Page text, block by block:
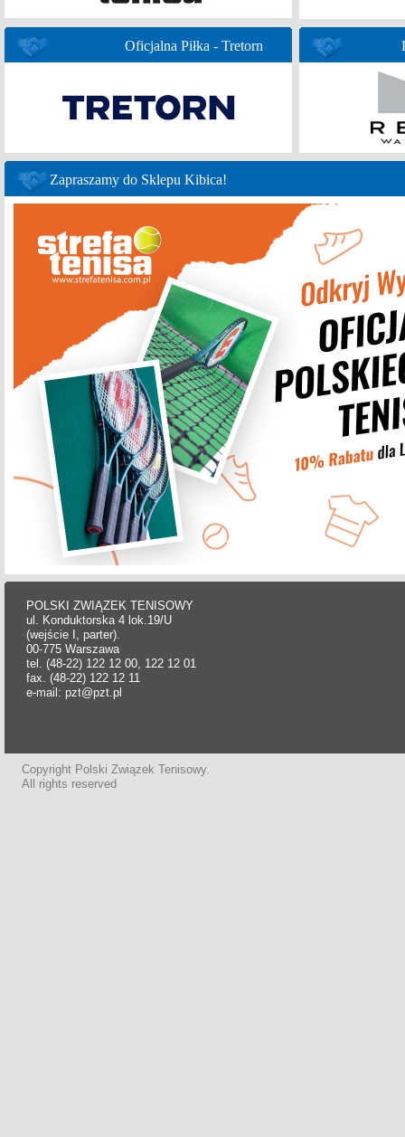
Oficjalna Piłka - Tretorn
Zapraszamy do Sklepu Kibica!
POLSKI ZWIĄZEK TENISOWY
ul. Konduktorska 4 lok.19/U
(wejście I, parter).
00-775 Warszawa
tel. (48-22) 122 12 00, 122 12 01
fax. (48-22) 122 12 11
e-mail: pzt@pzt.pl
Copyright Polski Związek Tenisowy.
All rights reserved